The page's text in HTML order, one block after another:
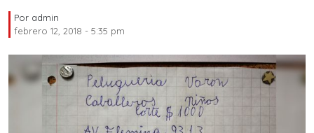
Por admin
febrero 12, 2018 - 5:35 pm